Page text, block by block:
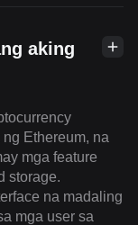
aking
Ethereum, na
mga feature
storage.
na madaling
mga user sa